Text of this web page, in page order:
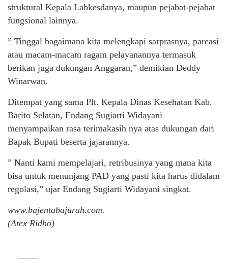
struktural Kepala Labkesdanya, maupun pejabat-pejabat
fungsional lainnya.
” Tinggal bagaimana kita melengkapi sarprasnya, pareasi
atau macam-macam ragam pelayanannya termasuk
berikan juga dukungan Anggaran,” demikian Deddy
Winarwan.
Ditempat yang sama Plt. Kepala Dinas Kesehatan Kab.
Barito Selatan, Endang Sugiarti Widayani
menyampaikan rasa terimakasih nya atas dukungan dari
Bapak Bupati beserta jajarannya.
” Nanti kami mempelajari, retribusinya yang mana kita
bisa untuk menunjang PAD yang pasti kita harus didalam
regolasi,” ujar Endang Sugiarti Widayani singkat.
www.bajentabajurah.com.
(Atex Ridho)